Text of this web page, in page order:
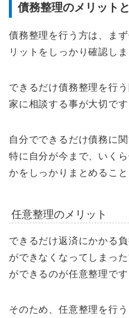
債務整理のメリット
債務整理を行う方は、ま
リットをしっかり確認しま
できるだけ債務整理を行
家に相談する事が大切です
自分でできるだけ債務に
特に自分が今まで、いく
かをしっかりまとめること
任意整理のメリット
できるだけ返済にかかる
ができなくなってしまっ
ができるのが任意整理です
そのため、任意整理を行